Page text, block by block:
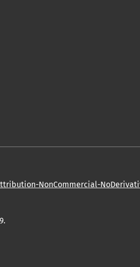
NonCommercial-